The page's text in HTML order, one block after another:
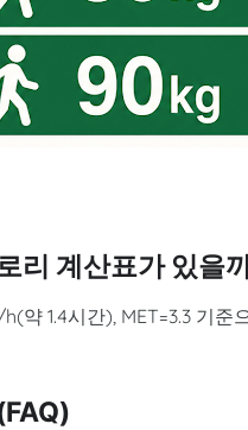
리 계산표가 있을
약 1.4시간), MET=3.3 기